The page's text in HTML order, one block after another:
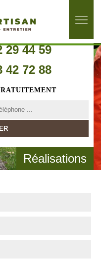
29 44 59
42 72 88
Réalisations